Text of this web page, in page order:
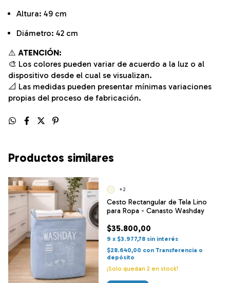
Altura: 49 cm
Diámetro: 42 cm
⚠️ ATENCIÓN:
🎨 Los colores pueden variar de acuerdo a la luz o al
dispositivo desde el cual se visualizan.
📐 Las medidas pueden presentar mínimas variaciones
propias del proceso de fabricación.
Productos similares
Cesto Rectangular de Tela Lino
para Ropa - Canasto Washday
$35.800,00
9 x $3.977,78 sin interés
$28.640,00 con Transferencia o
depósito
¡Solo quedan 2 en stock!
+2